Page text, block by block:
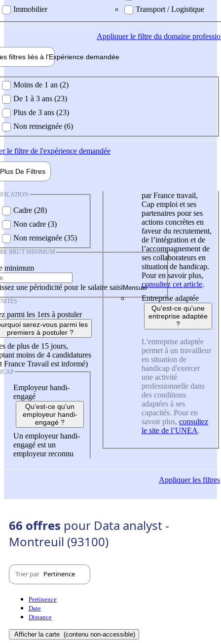
Immobilier
Transport / Logistique
Appliquerle filtre du domaine
filtres liés à l'Expérience demandée
demandée
Moins de 1 an (2)
De 1 à 3 ans (23)
Plus de 3 ans (23)
Non renseignée (6)
le filtre de l'expérience demandée
Plus De Filtres
Cadre (28)
Non cadre (3)
Non renseignée (35)
BRUT MINIMUM
minimum
une périodicité pour le salaire saisi
parmi les 1ers à postuler
serez-vous parmi les
premiers à postuler ?
de plus de 15 jours,
moins de 4 candidatures
France Travail est informé)
Employeur handi-
engagé
Qu'est-ce qu'un
employeur handi-
engagé ?
Un employeur handi-
engagé est un
employeur reconnu
par France travail,
Cap emploi et ses
partenaires pour ses
actions concrètes en
faveur du recrutement,
de l’intégration et de
l’accompagnement de
ses collaborateurs en
situation de handicap.
Pour en savoir plus,
consultez cet article.
Entreprise adaptée
Qu'est-ce qu'une
entreprise adaptée
?
L'entreprise adaptée
permet à un travailleur
en situation de
handicap d'exercer
une activité
professionnelle dans
des conditions
adaptées à ses
capacités. Pour en
savoir plus, consultez
le site de l’UNEA.
Appliquerles filtres
66 offres pour Data analyst -
Montreuil (93100)
Trier par Pertinence
Pertinence
Date
Distance
Afficher la carte (contenu non-accessible)